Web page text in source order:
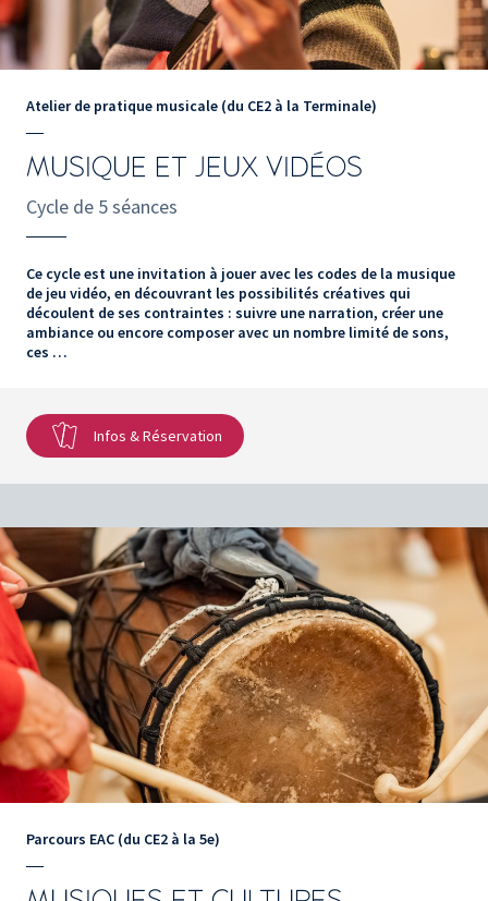
Atelier de pratique musicale (du CE2 à la Terminale)
MUSIQUE ET JEUX VIDÉOS
Cycle de 5 séances
Ce cycle est une invitation à jouer avec les codes de la musique
de jeu vidéo, en découvrant les possibilités créatives qui
découlent de ses contraintes : suivre une narration, créer une
ambiance ou encore composer avec un nombre limité de sons,
ces …
Infos & Réservation
Parcours EAC (du CE2 à la 5e)